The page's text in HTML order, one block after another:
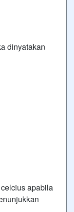
dinyatakan
apabila